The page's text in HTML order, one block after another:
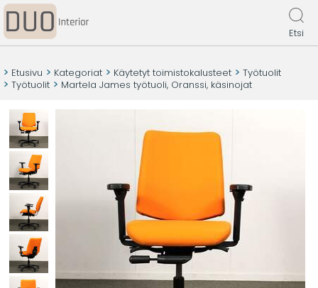
Etsi
Etusivu Kategoriat Käytetyt toimistokalusteet
Työtuolit
Työtuolit
Martela James työtuoli, Oranssi, käsinojat